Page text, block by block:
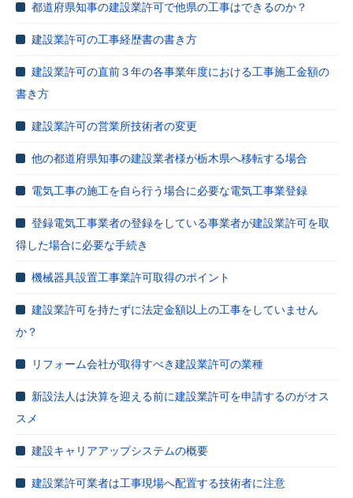
都道府県知事の建設業許可で他県の工事はできるのか？
建設業許可の工事経歴書の書き方
建設業許可の直前３年の各事業年度における工事施工金額の
書き方
建設業許可の営業所技術者の変更
他の都道府県知事の建設業者様が栃木県へ移転する場合
電気工事の施工を自ら行う場合に必要な電気工事業登録
登録電気工事業者の登録をしている事業者が建設業許可を取
得した場合に必要な手続き
機械器具設置工事業許可取得のポイント
建設業許可を持たずに法定金額以上の工事をしていません
か？
リフォーム会社が取得すべき建設業許可の業種
新設法人は決算を迎える前に建設業許可を申請するのがオス
スメ
建設キャリアアップシステムの概要
建設業許可業者は工事現場へ配置する技術者に注意